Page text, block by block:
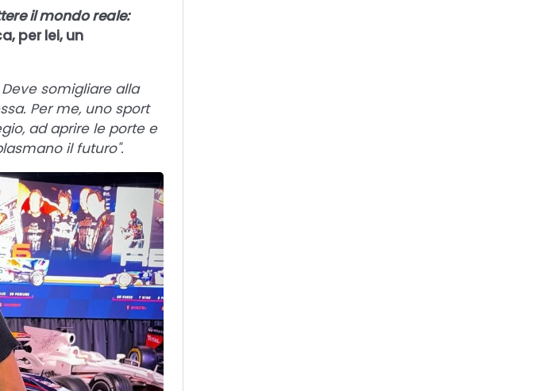
il mondo reale:
per lei, un
somigliare alla
Per me, uno sport
ad aprire le porte e
il futuro".